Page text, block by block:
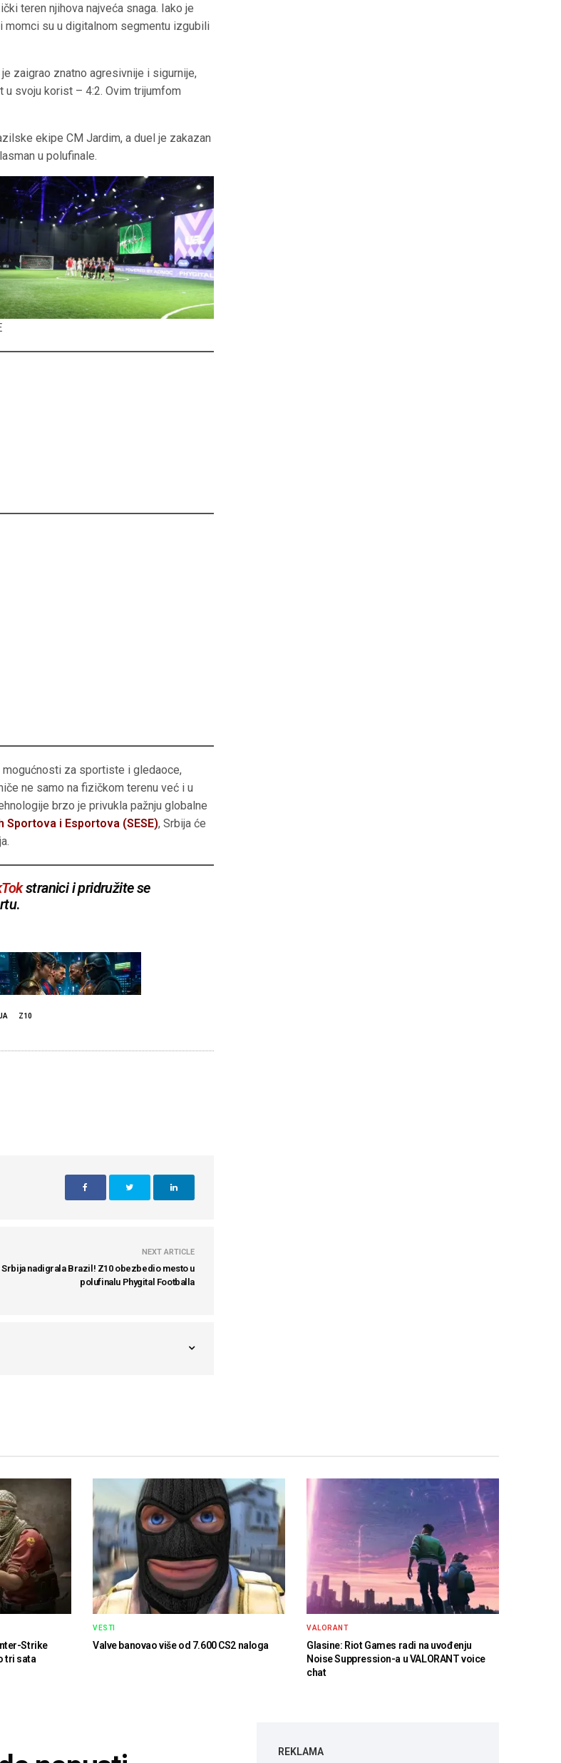
teren njihova najveća snaga. Iako je
momci su u digitalnom segmentu izgubili
zaigrao znatno agresivnije i sigurnije,
svoju korist – 4:2. Ovim trijumfom
ekipe CM Jardim, a duel je zakazan
u polufinale.
za sportiste i gledaoce,
ne samo na fizičkom terenu već i u
brzo je privukla pažnju globalne
i Esportova (SESE), Srbija će
stranici i pridružite se
.
Z10
NEXT ARTICLE
Srbija nadigrala Brazil! Z10 obezbedio mesto u
polufinalu Phygital Footballa
Strike
tri sata
VESTI
Valve banovao više od 7.600 CS2 naloga
VALORANT
Glasine: Riot Games radi na uvođenju
Noise Suppression-a u VALORANT voice
chat
REKLAMA